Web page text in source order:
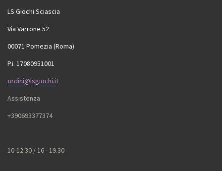
LS Giochi Sciascia
Via Varrone 52
00071 Pomezia (Roma)
P.i. 17080951001
ordini@lsgiochi.it
Assistenza
+390693377374
10-12.30 / 16 - 19.30